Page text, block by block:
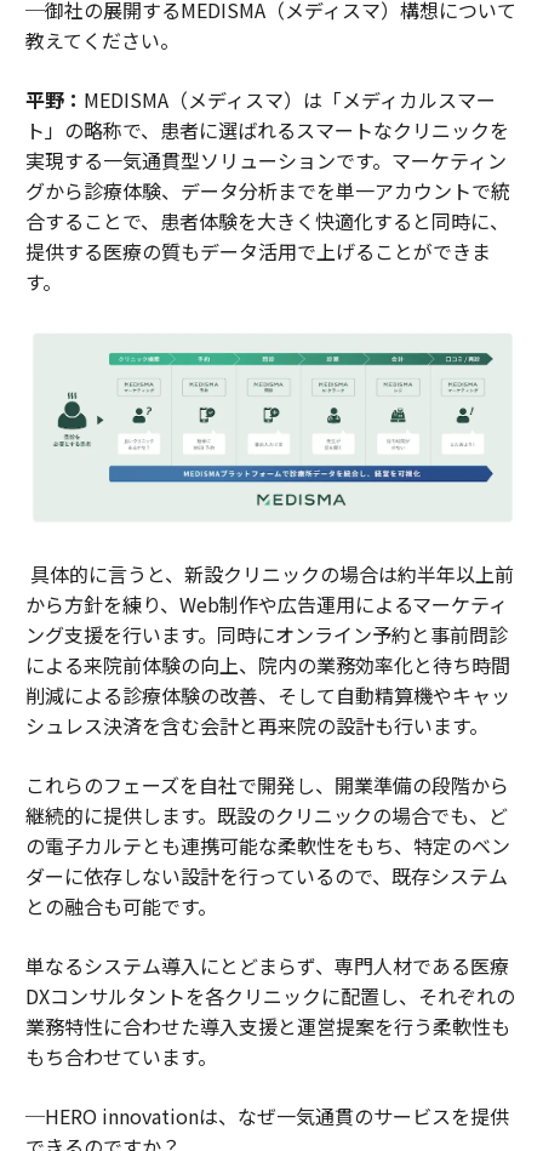
─御社の展開するMEDISMA（メディスマ）構想について
教えてください。
平野： MEDISMA（メディスマ）は「メディカルスマー
ト」の略称で、患者に選ばれるスマートなクリニックを
実現する一気通貫型ソリューションです。マーケティン
グから診療体験、データ分析までを単一アカウントで統
合することで、患者体験を大きく快適化すると同時に、
提供する医療の質もデータ活用で上げることができま
す。
具体的に言うと、新設クリニックの場合は約半年以上前
から方針を練り、Web制作や広告運用によるマーケティ
ング支援を行います。同時にオンライン予約と事前問診
による来院前体験の向上、院内の業務効率化と待ち時間
削減による診療体験の改善、そして自動精算機やキャッ
シュレス決済を含む会計と再来院の設計も行います。
これらのフェーズを自社で開発し、開業準備の段階から
継続的に提供します。既設のクリニックの場合でも、ど
の電子カルテとも連携可能な柔軟性をもち、特定のベン
ダーに依存しない設計を行っているので、既存システム
との融合も可能です。
単なるシステム導入にとどまらず、専門人材である医療
DXコンサルタントを各クリニックに配置し、それぞれの
業務特性に合わせた導入支援と運営提案を行う柔軟性も
もち合わせています。
─HERO innovationは、なぜ一気通貫のサービスを提供